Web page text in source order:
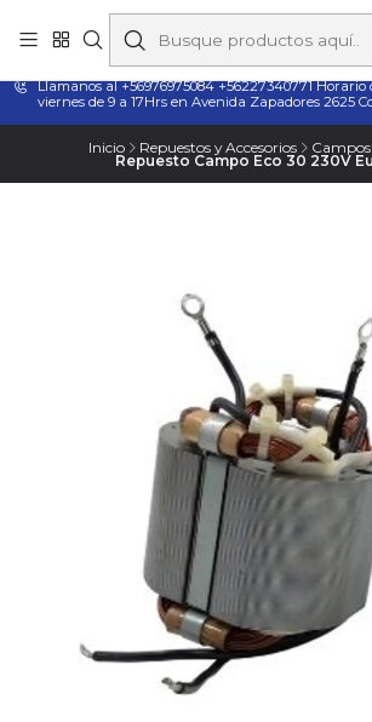
Taladros Magnéticos en Chile | Venta,
Técnico
Llamanos al +56976975084 +56227340771
viernes de 9 a 17Hrs en Avenida Zapadores 2625
Inicio Repuestos y Accesorios
Repuesto Campo Eco 30 230V